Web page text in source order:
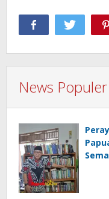
News Populer